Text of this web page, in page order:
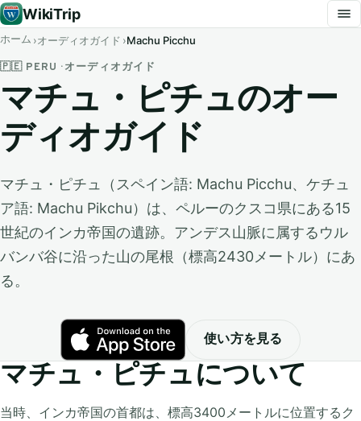
WikiTrip
ホーム オーディオガイド Machu Picchu
🇵🇪 PERU · オーディオガイド
マチュ・ピチュのオー
ディオガイド
マチュ・ピチュ（スペイン語: Machu Picchu、ケチュ
ア語: Machu Pikchu）は、ペルーのクスコ県にある15
世紀のインカ帝国の遺跡。アンデス山脈に属するウル
バンバ谷に沿った山の尾根（標高2430メートル）にあ
る。
使い方を見る
マチュ・ピチュについて
当時、インカ帝国の首都は、標高3400メートルに位置するク